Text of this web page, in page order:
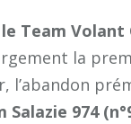
le Team Volant
la
l’abandon
Salazie 974